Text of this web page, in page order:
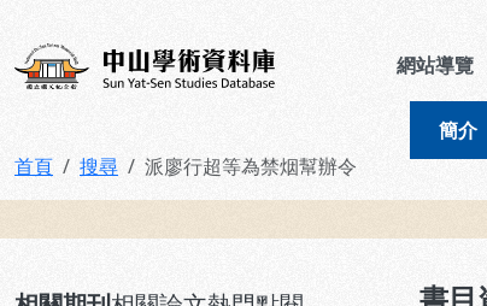
中山學術資料庫 網站導覽
簡介
首頁 搜尋 派廖行超等為禁烟幫辦令